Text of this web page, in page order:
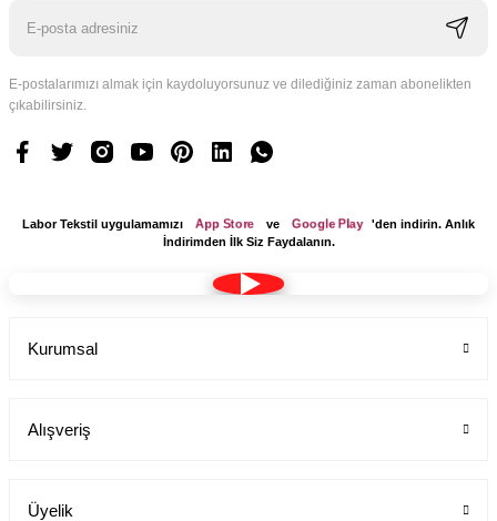
E-postalarımızı almak için kaydoluyorsunuz ve dilediğiniz zaman abonelikten
çıkabilirsiniz.
Labor Tekstil uygulamamızı App Store ve Google Play 'den indirin. Anlık
İndirimden İlk Siz Faydalanın.
Kurumsal
Alışveriş
Üyelik